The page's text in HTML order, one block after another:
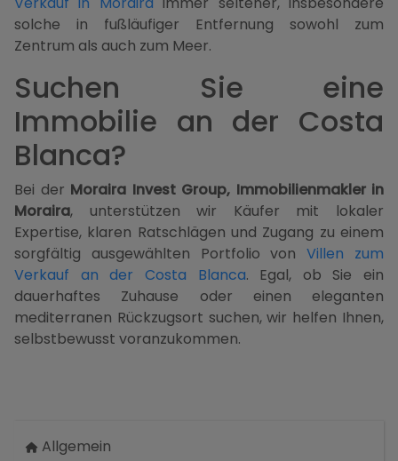
solche in fußläufiger Entfernung sowohl zum
Zentrum als auch zum Meer.
Suchen Sie eine
Immobilie an der Costa
Blanca?
Bei der Moraira Invest Group, Immobilienmakler in
Moraira, unterstützen wir Käufer mit lokaler
Expertise, klaren Ratschlägen und Zugang zu einem
sorgfältig ausgewählten Portfolio vonVillen zum
Verkauf an der Costa Blanca. Egal, ob Sie ein
dauerhaftes Zuhause oder einen eleganten
mediterranen Rückzugsort suchen, wir helfen Ihnen,
selbstbewusst voranzukommen.
Allgemein